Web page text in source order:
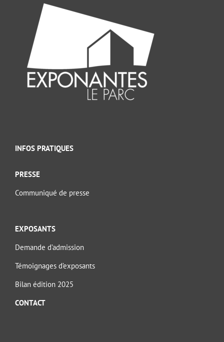
INFOS PRATIQUES
PRESSE
Communiqué de presse
EXPOSANTS
Demande d’admission
Témoignages d’exposants
Bilan édition 2025
CONTACT